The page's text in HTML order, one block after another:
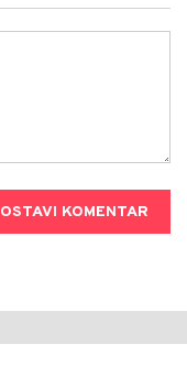
OSTAVI KOMENTAR